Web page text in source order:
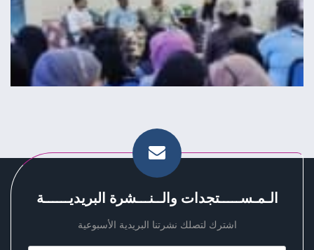
الـمـســـــتجدات والــنـــشرة البريديــــــة
اشترك لتصلك نشرتنا البريدية الأسبوعية